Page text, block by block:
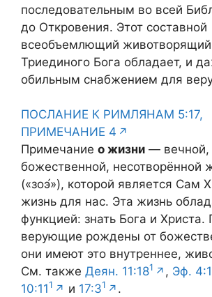
последовательным во всей
до Откровения. Этот составной
всеобъемлющий
Триединого Бога обладает, и
обильным снабжением для
ПОСЛАНИЕ К РИМЛЯНАМ 5:17,
ПРИМЕЧАНИЕ 4
Примечание о жизни — вечной,
божественной, несотворённой
(«зоэ́»), которой является Сам
жизнь для нас. Эта жизнь
функцией: знать Бога и Христа.
верующие рождены от
они имеют это внутреннее,
См. также Деян. 11:181 , Эф.
10:111 и 17:31 .